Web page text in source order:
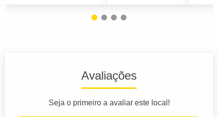
Avaliações
Seja o primeiro a avaliar este local!